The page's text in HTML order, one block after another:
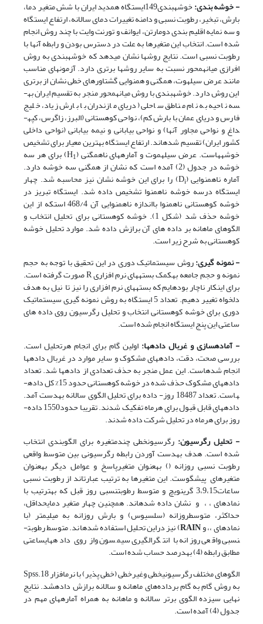
- خوشه بندی: خوشه­بندی149ایستگاه همدید ایران با شش متغیر دما،
بارش، تبخیر، رطوبت نسبی و دامنه تغییرات دمای سالانه، ارتفاع ایستگاه
و سه نمایه اقلیم بندی دومارتن، ایوانف و تورنت وایت با چند روش انجام
شده است. انتخاب این متغیرها به علت در دسترس بودن و رابطه آنها با
رطوبت نسبی است. نتایج روش­ها نشان می­دهد که خوشه­بندی به روش
افرازی میانه­محور نسبت به سایر روش­ها برتری دارد. آزمون­های مناسب
مانند عرض سیلهوت، همگنی و همنوایی گشتاورهای خطی نشان از برتری
این روش دارد. خوشه­بندی با روش میانه­محور منجر به تقسیم ایران به­
سه ناحیه به نام مناطق ساحلی (دریای مازندران با بارش زیاد، خلیج
فارس و دریای عمان با بارش کم)، نواحی کوهستانی (البرز، زاگرس، کپه­
داغ و نواحی مجاور آن­ها) و نواحی بیابانی و نیمه بیابانی (نواحی داخلی
کشور ایران) تقسیم شده­اند. ارتفاع­ ایستگاه بهترین معیار برای تشخیص
خوشه­هاست. عرض سیلهموت و آماره­های ناهمگنی (H1 ) برای هر سه
خوشه در جدول (2) آمده است که نشان از همگنی سه خوشه دارد.
آماره ناهمنوایی (Di ) را برای این خوشه نشان نیز محاسبه شد. چهار
ایستگاه درسه خوشه ناهمنوا تشخیص داده شد. ایستگاه تبریز در
خوشه کوهستانی ناهمنوا بااندازه ناهمنوایی آن 468/4 استکه از این
خوشه حذف شد (شکل 1). خوشه کوهستانی برای تحلیل انتخاب و
الگوهای ماهانه بر داده های آن برازش داده شد. موارد تحلیل خوشه
کوهستانی به شرح زیر است.
- نمونه گیری:روش سیستماتیک دوری در این تحقیق با توجه به حجم
نمونه و حجم جامعه به­کمک بسته­های نرم افزاری R صورت گرفته است.
برای اینکار ناچار بوده­ایم که بسته­های نرم افزاری را نیز تا نیل به هدف
دلخواه تغییر دهیم. تعداد 5 ایستگاه به روش نمونه گیری سیستماتیک
دوری برای خوشه کوهستانی انتخاب و تحلیل رگرسیون روی داده های
ساعتی این پنج ایستگاه انجام شده است.
- آماده­سازی و غربال داده­ها: اولین گام برای انجام هرتحلیل است.
بررسی صحت، دقت، داده­های مشکوک و سایر موارد در غربال داده­ها
انجام شده­است. این عمل منجر به حذف تعدادی از داده­ها شد. تعداد
داده­های مشکوک حذف شده در خوشه کوهستانی حدود 15% کل داده­
هاست. تعداد 18487 روز- داده برای تحلیل الگوی سالانه به­دست آمد.
داده­های قابل قبول برای هرماه تفکیک شدند. تقریبا حدود1550 داده-
روز برای هرماه در تحلیل شرکت داده شدند.
- تحلیل رگرسیون: رگرسیون­خطی چندمتغیره برای الگوبندی انتخاب
شده است. هدف به­دست آوردن رابطه رگرسیونی بین متوسط واقعی
رطوبت نسبی روزانه () به­عنوان متغیرپاسخ و عوامل دیگر به­عنوان
متغیرهای پیشگوست. این متغیرها به ترتیب عبارت­اند از رطوبت ­نسبی
ساعات3،9،15 گرینویچ و متوسط رطوبت­نسبی روز قبل که به­ترتیب با
نمادهای ، ، و نشان داده ­شده­اند. همچنین چهار متغیر دمای­حداقل،
حداکثر، متوسط­روزانه (سلسیوس) و بارش روزانه به ­میلی­متر (با
نمادهای ،، وRAIN) نیز دراین تحلیل استفاده شده­اند. متوسط رطوبت­
نسبی واقعی روزانه با انتگرال­گیری سیمسون واز روی داده­های­ساعتی
مطابق رابطه (4) به­درصد حساب شده است.
الگوهای مختلف رگرسیونی­خطی وغیرخطی (خطی پذیر) با نرم­افزار Spss.18
به روش گام به گام برداده‌های ماهانه و سالانه برازش داده­شد. نتایج
نهایی سیزده الگوی برتر سالانه و ماهانه به همراه آماره­های مهم در
جدول (4) آمده است.